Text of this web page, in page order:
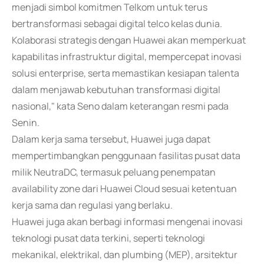
menjadi simbol komitmen Telkom untuk terus
bertransformasi sebagai digital telco kelas dunia.
Kolaborasi strategis dengan Huawei akan memperkuat
kapabilitas infrastruktur digital, mempercepat inovasi
solusi enterprise, serta memastikan kesiapan talenta
dalam menjawab kebutuhan transformasi digital
nasional," kata Seno dalam keterangan resmi pada
Senin.
Dalam kerja sama tersebut, Huawei juga dapat
mempertimbangkan penggunaan fasilitas pusat data
milik NeutraDC, termasuk peluang penempatan
availability zone dari Huawei Cloud sesuai ketentuan
kerja sama dan regulasi yang berlaku.
Huawei juga akan berbagi informasi mengenai inovasi
teknologi pusat data terkini, seperti teknologi
mekanikal, elektrikal, dan plumbing (MEP), arsitektur